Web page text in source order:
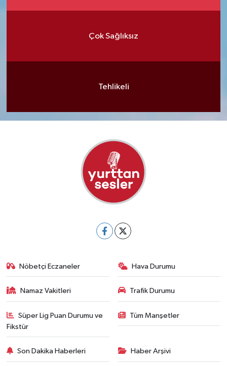
Çok Sağlıksız
Tehlikeli
Nöbetçi Eczaneler Hava Durumu
Namaz Vakitleri Trafik Durumu
Süper Lig Puan Durumu ve
Fikstür
Tüm Manşetler
Son Dakika Haberleri Haber Arşivi